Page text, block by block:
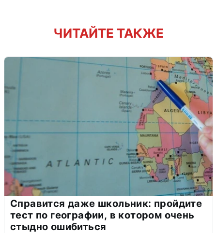
ЧИТАЙТЕ ТАКЖЕ
Справится даже школьник: пройдите
тест по географии, в котором очень
стыдно ошибиться